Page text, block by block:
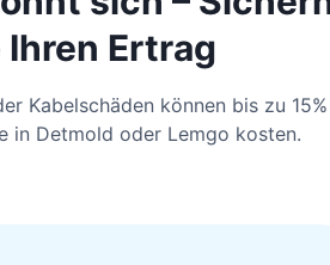
Ihren Ertrag
Kabelschäden können bis zu 15%
in Detmold oder Lemgo kosten.